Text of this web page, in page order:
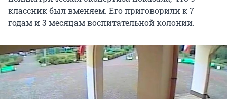
классник был вменяем. Его приговорили к 7
годам и 3 месяцам воспитательной колонии.